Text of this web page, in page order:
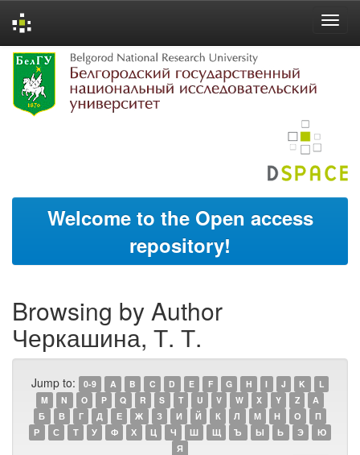
Skip
navigation
Welcome to the Open access
repository!
Browsing by Author
Черкашина, Т. Т.
Jump to: 0-9 A B C D E F G H I J K
L
M
N O P Q R S T U V W X Y Z
А
Б
В Г Д Е Ж З И Й К Л М Н О
П
Р
С Т У Ф Х Ц Ч Ш Щ Ъ Ы Ь Э
Ю
Я